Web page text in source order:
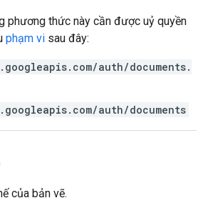
phương thức này cần được uỷ quyền
phạm vi sau đây:
auth/documents.
auth/documents
của bản vẽ.